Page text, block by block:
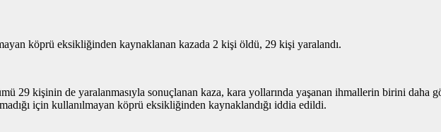
köprü eksikliğinden kaynaklanan kazada 2 kişi öldü, 29 kişi yaralandı.
29 kişinin de yaralanmasıyla sonuçlanan kaza, kara yollarında yaşanan ihmallerin birini daha
için kullanılmayan köprü eksikliğinden kaynaklandığı iddia edildi.